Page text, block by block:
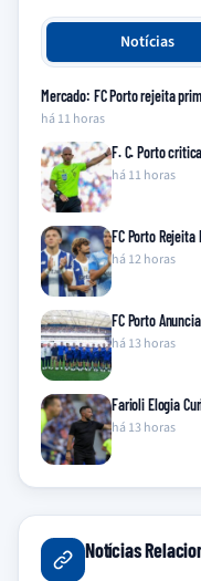
Notícias
Mercado: FC Porto rejeita
há 11 horas
F. C. Porto
há 11 horas
FC Porto
há 12 horas
FC Porto
há 13 horas
Farioli Elogia
há 13 horas
Notícias